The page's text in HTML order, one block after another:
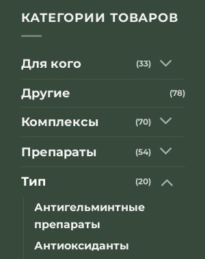
КАТЕГОРИИ ТОВАРОВ
Для кого (33)
Другие (78)
Комплексы (70)
Препараты (54)
Тип (20)
Антигельминтные
препараты
Антиоксиданты